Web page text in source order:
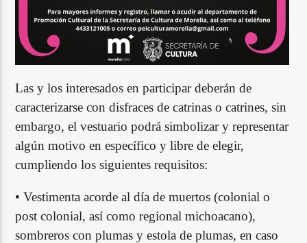
Las y los interesados en participar deberán de
caracterizarse con disfraces de catrinas o catrines, sin
embargo, el vestuario podrá simbolizar y representar
algún motivo en específico y libre de elegir,
cumpliendo los siguientes requisitos:
• Vestimenta acorde al día de muertos (colonial o
post colonial, así como regional michoacano),
sombreros con plumas y estola de plumas, en caso